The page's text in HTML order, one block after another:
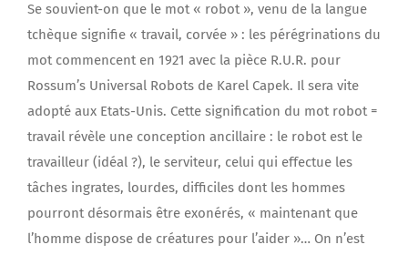
Se souvient-on que le mot « robot », venu de la langue
tchèque signifie « travail, corvée » : les pérégrinations du
mot commencent en 1921 avec la pièce R.U.R. pour
Rossum’s Universal Robots de Karel Capek. Il sera vite
adopté aux Etats-Unis. Cette signification du mot robot =
travail révèle une conception ancillaire : le robot est le
travailleur (idéal ?), le serviteur, celui qui effectue les
tâches ingrates, lourdes, difficiles dont les hommes
pourront désormais être exonérés, « maintenant que
l’homme dispose de créatures pour l’aider »… On n’est